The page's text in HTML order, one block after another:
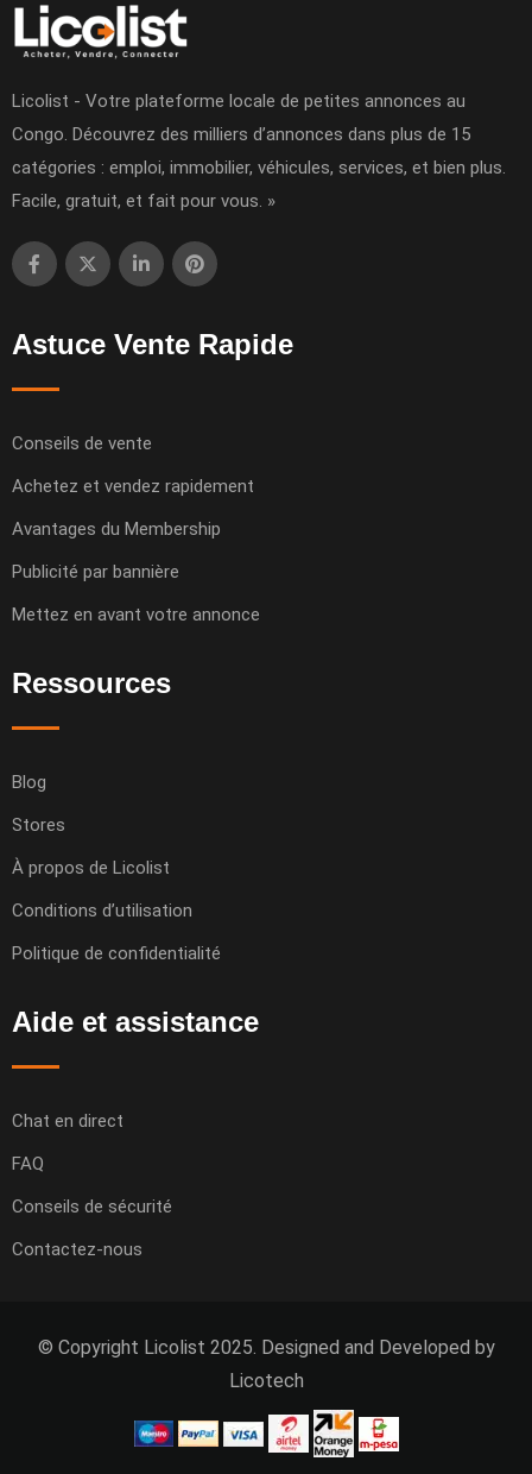
Licolist - Votre plateforme locale de petites annonces au
Congo. Découvrez des milliers d’annonces dans plus de 15
catégories : emploi, immobilier, véhicules, services, et bien plus.
Facile, gratuit, et fait pour vous. »
Astuce Vente Rapide
Conseils de vente
Achetez et vendez rapidement
Avantages du Membership
Publicité par bannière
Mettez en avant votre annonce
Ressources
Blog
Stores
À propos de Licolist
Conditions d’utilisation
Politique de confidentialité
Aide et assistance
Chat en direct
FAQ
Conseils de sécurité
Contactez-nous
© Copyright Licolist 2025. Designed and Developed by
Licotech